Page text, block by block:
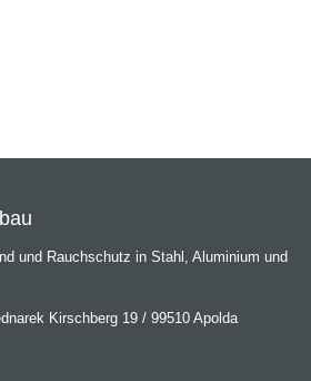
und Rauchschutz in Stahl, Aluminium und
Kirschberg 19 / 99510 Apolda